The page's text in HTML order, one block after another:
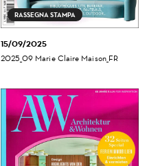
RASSEGNA STAMPA
15/09/2025
2025_09 Marie Claire Maison_FR